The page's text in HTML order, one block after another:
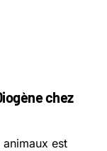
chez
est